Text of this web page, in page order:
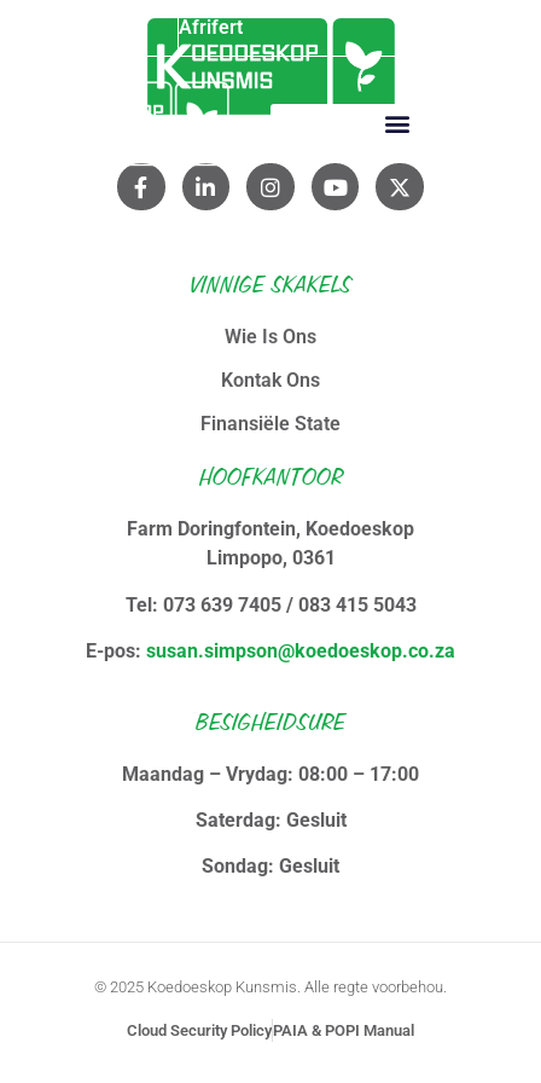
Afrifert
VINNIGE SKAKELS
Wie Is Ons
Kontak Ons
Finansiële State
HOOFKANTOOR
Farm Doringfontein, Koedoeskop
Limpopo, 0361
Tel: 073 639 7405 / 083 415 5043
E-pos: susan.simpson@koedoeskop.co.za
BESIGHEIDSURE
Maandag – Vrydag: 08:00 – 17:00
Saterdag: Gesluit
Sondag: Gesluit
© 2025 Koedoeskop Kunsmis. Alle regte voorbehou.
Cloud Security PolicyPAIA & POPI Manual